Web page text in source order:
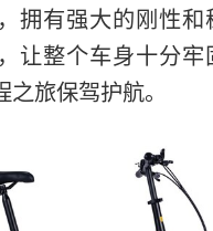
拥有强大的刚性和
让整个车身十分牢
旅保驾护航。